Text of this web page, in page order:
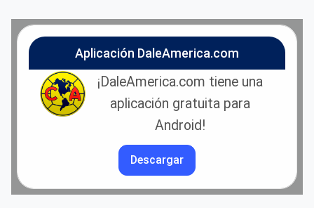
Aplicación DaleAmerica.com
¡DaleAmerica.com tiene una
aplicación gratuita para
Android!
Descargar